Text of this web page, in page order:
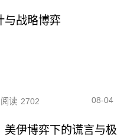
与战略博弈
阅读 2702 08-04
伊博弈下的谎言与极